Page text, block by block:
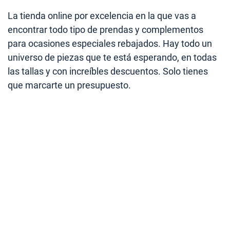
La tienda online por excelencia en la que vas a
encontrar todo tipo de prendas y complementos
para ocasiones especiales rebajados. Hay todo un
universo de piezas que te está esperando, en todas
las tallas y con increíbles descuentos. Solo tienes
que marcarte un presupuesto.